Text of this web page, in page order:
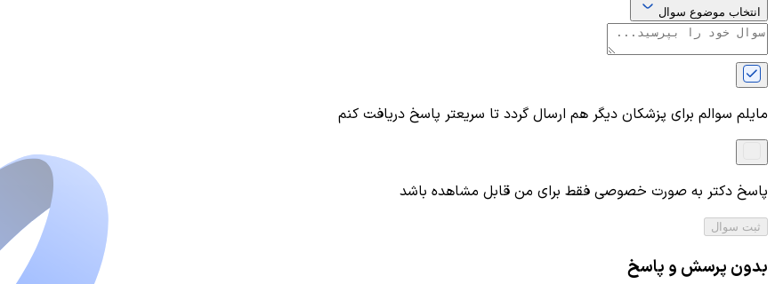
انتخاب موضوع سوال
مایلم سوالم برای پزشکان دیگر هم ارسال گردد تا سریعتر پاسخ دریافت کنم
پاسخ دکتر به صورت خصوصی فقط برای من قابل مشاهده باشد
ثبت سوال
بدون پرسش و پاسخ